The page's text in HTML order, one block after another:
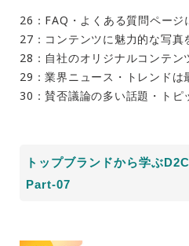
26：FAQ・よくある質問ペー
27：コンテンツに魅力的な写真
28：自社のオリジナルコンテン
29：業界ニュース・トレンドは
30：賛否議論の多い話題・トピ
トップブランドから学ぶ
Part-07